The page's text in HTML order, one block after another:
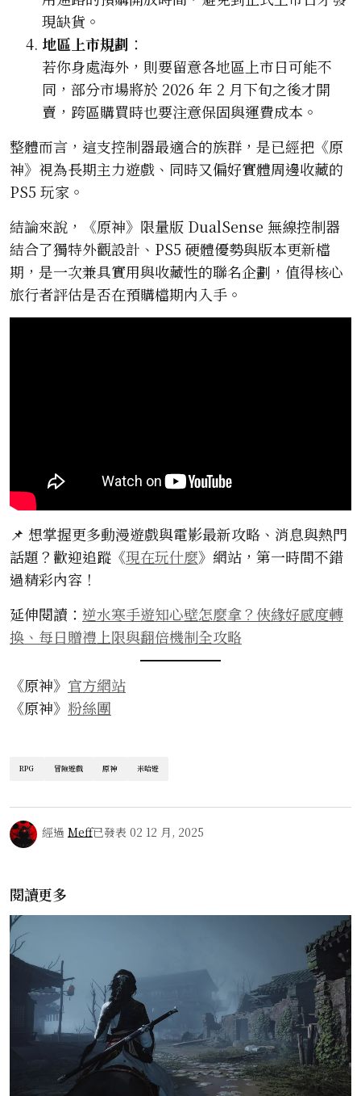
現缺貨。
地區上市規劃 ：
若你身處海外，則要留意各地區上市日可能不
同，部分市場將於 2026 年 2 月下旬之後才開
賣，跨區購買時也要注意保固與運費成本。
整體而言，這支控制器最適合的族群，是已經把《原
神》視為長期主力遊戲、同時又偏好實體周邊收藏的
PS5 玩家。
結論來說，《原神》限量版 DualSense 無線控制器
結合了獨特外觀設計、PS5 硬體優勢與版本更新檔
期，是一次兼具實用與收藏性的聯名企劃，值得核心
旅行者評估是否在預購檔期內入手。
📌 想掌握更多動漫遊戲與電影最新攻略、消息與熱門
話題？歡迎追蹤《現在玩什麼》網站，第一時間不錯
過精彩內容！
延伸閱讀： 逆水寒手遊知心壁怎麼拿？俠緣好感度轉
換、每日贈禮上限與翻倍機制全攻略
《原神》 官方網站
《原神》 粉絲團
RPG 冒險遊戲 原神 米哈遊
經過 Meff已發表 02 12 月, 2025
閱讀更多